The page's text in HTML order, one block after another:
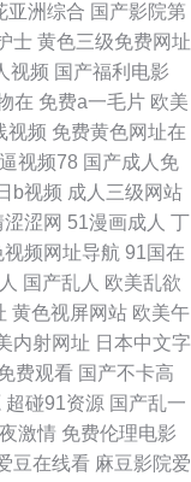
子伦 91电影免费看 91后
蕉免费超碰 麻豆午夜福
激情综合色情 超碰久18
久综合色网 亚洲成人A
欧美黄色28 亚洲激情丝
国产在8p 日本叉叉叉
乱伦con 欧美成人另
视频资源站 午夜H片 99
亚洲综合 国产影院第
士 黄色三级免费网址
视频 国产福利电影
在 免费a一毛片 欧美
视频 免费黄色网址在
视频78 国产成人免
b视频 成人三级网站
涩网 51漫画成人 丁
视频网址导航 91国在
国产乱人 欧美乱欲
黄色视屏网站 欧美午
内射网址 日本中文字
费观看 国产不卡高
超碰91资源 国产乱一
激情 免费伦理电影
豆在线看 麻豆影院爱